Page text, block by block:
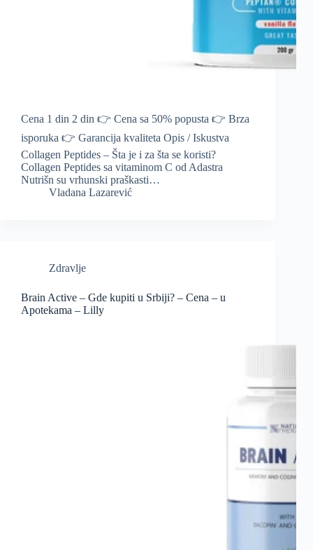
Cena 1 din 2 din 👉 Cena sa 50% popusta 👉 Brza
isporuka 👉 Garancija kvaliteta Opis / Iskustva
Collagen Peptides – Šta je i za šta se koristi?
Collagen Peptides sa vitaminom C od Adastra
Nutrišn su vrhunski praškasti…
Vladana Lazarević
Zdravlje
Brain Active – Gde kupiti u Srbiji? – Cena – u
Apotekama – Lilly